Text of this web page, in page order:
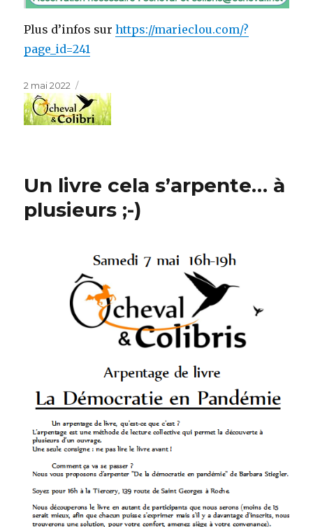
Plus d’infos surhttps://marieclou.com/?
page_id=241
Publié
le
2 mai 2022
Un livre cela s’arpente… à
plusieurs ;-)